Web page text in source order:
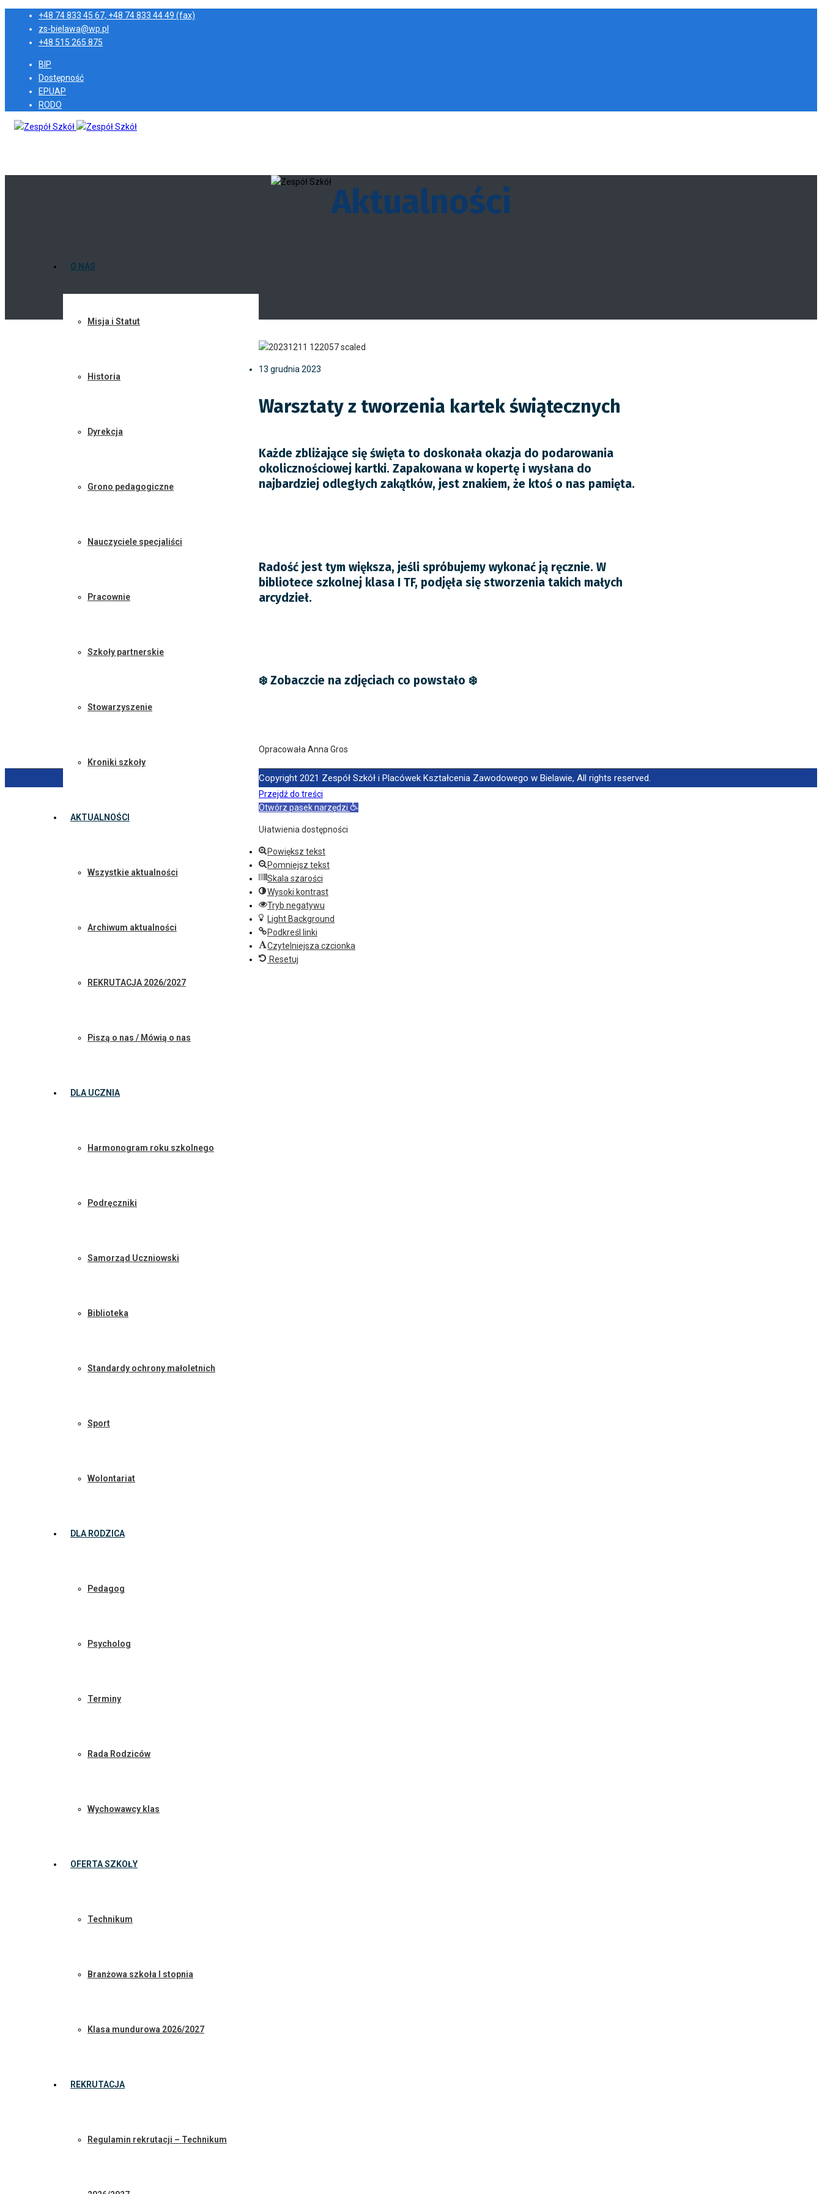
+48 74 833 45 67, +48 74 833 44 49 (fax)
zs-bielawa@wp.pl
+48 515 265 875
BIP
Dostępność
EPUAP
RODO
O NAS
Misja i Statut
Historia
Dyrekcja
Grono pedagogiczne
Nauczyciele specjaliści
Pracownie
Szkoły partnerskie
Stowarzyszenie
Kroniki szkoły
AKTUALNOŚCI
Wszystkie aktualności
Archiwum aktualności
REKRUTACJA 2026/2027
Piszą o nas / Mówią o nas
DLA UCZNIA
Harmonogram roku szkolnego
Podręczniki
Samorząd Uczniowski
Biblioteka
Standardy ochrony małoletnich
Sport
Wolontariat
DLA RODZICA
Pedagog
Psycholog
Terminy
Rada Rodziców
Wychowawcy klas
OFERTA SZKOŁY
Technikum
Branżowa szkoła I stopnia
Klasa mundurowa 2026/2027
REKRUTACJA
Regulamin rekrutacji – Technikum
Aktualności
13 grudnia 2023
Warsztaty z tworzenia kartek świątecznych
Każde zbliżające się święta to doskonała okazja do podarowania
okolicznościowej kartki. Zapakowana w kopertę i wysłana do
najbardziej odległych zakątków, jest znakiem, że ktoś o nas pamięta.
Radość jest tym większa, jeśli spróbujemy wykonać ją ręcznie. W
bibliotece szkolnej klasa I TF, podjęła się stworzenia takich małych
arcydzieł.
❄️ Zobaczcie na zdjęciach co powstało ❄️
Opracowała Anna Gros
Copyright 2021 Zespół Szkół i Placówek Kształcenia Zawodowego w Bielawie, All rights reserved.
Przejdź do treści
Otwórz pasek narzędzi
Ułatwienia dostępności
Powiększ tekst
Pomniejsz tekst
Skala szarości
Wysoki kontrast
Tryb negatywu
Light Background
Podkreśl linki
Czytelniejsza czcionka
Resetuj